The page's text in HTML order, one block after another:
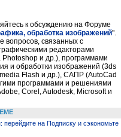
к обсуждению на Форуме
обработка изображений".
вопросов, связанных с
редакторами
Photoshop и др.), программами
и обработки изображений (3ds
Flash и др.), САПР (AutoCad
программами и решениями
Corel, Autodesk, Microsoft и
перейдите на Подписку и сэкономьте